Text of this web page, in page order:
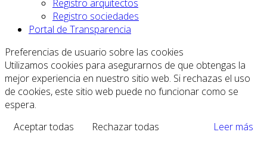
Registro arquitectos
Registro sociedades
Portal de Transparencia
Preferencias de usuario sobre las cookies
Utilizamos cookies para asegurarnos de que obtengas la
mejor experiencia en nuestro sitio web. Si rechazas el uso
de cookies, este sitio web puede no funcionar como se
espera.
Aceptar todas
Rechazar todas
Leer más